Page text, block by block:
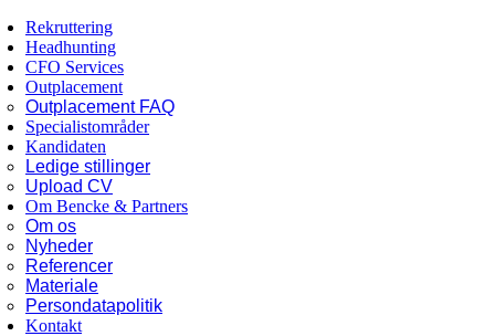
Rekruttering
Headhunting
CFO Services
Outplacement
Outplacement FAQ
Specialistområder
Kandidaten
Ledige stillinger
Upload CV
Om Bencke & Partners
Om os
Nyheder
Referencer
Materiale
Persondatapolitik
Kontakt